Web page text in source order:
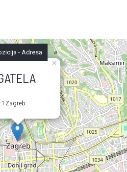
1 Zagreb
×
- Adresa